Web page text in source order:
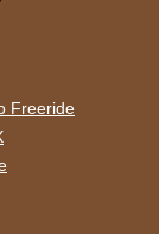
Freeride